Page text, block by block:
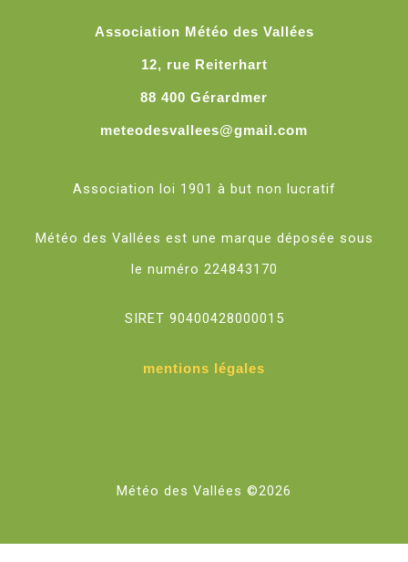
Association Météo des Vallées
12, rue Reiterhart
88 400 Gérardmer
meteodesvallees@gmail.com
Association loi 1901 à but non lucratif
Météo des Vallées est une marque déposée sous
le numéro 224843170
SIRET 90400428000015
mentions légales
Météo des Vallées ©2026